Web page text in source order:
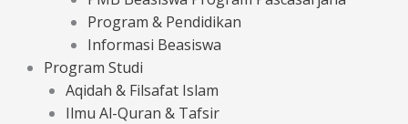
Program & Pendidikan
Informasi Beasiswa
Program Studi
Aqidah & Filsafat Islam
Ilmu Al-Quran & Tafsir